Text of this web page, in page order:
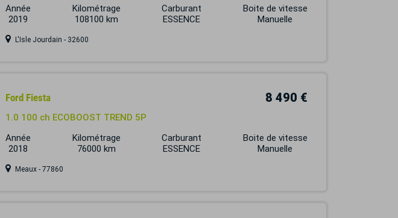
Année
2019
Kilométrage
108100 km
Carburant
ESSENCE
Boite de vitesse
Manuelle
L'Isle Jourdain - 32600
Ford Fiesta 8 490 €
1.0 100 ch ECOBOOST TREND 5P
Année
2018
Kilométrage
76000 km
Carburant
ESSENCE
Boite de vitesse
Manuelle
Meaux - 77860